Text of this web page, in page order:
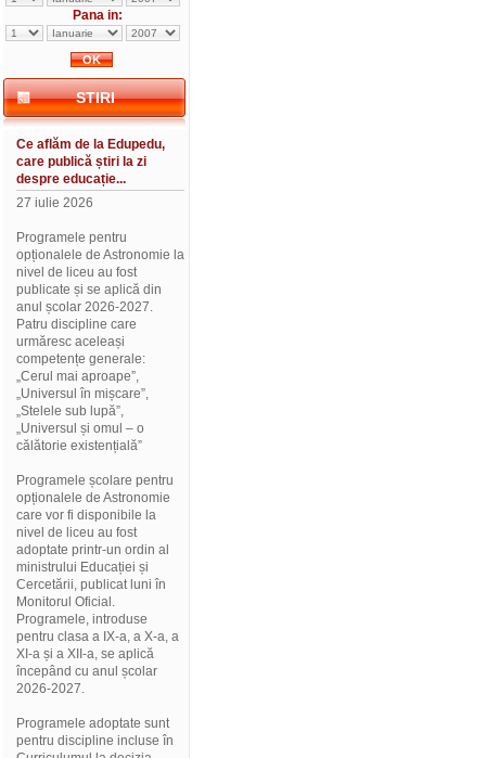
Pana in:
STIRI
Ce aflăm de la Edupedu,
care publică știri la zi
despre educație...
27 iulie 2026
Programele pentru
opționalele de Astronomie la
nivel de liceu au fost
publicate și se aplică din
anul școlar 2026-2027.
Patru discipline care
urmăresc aceleași
competențe generale:
„Cerul mai aproape”,
„Universul în mișcare”,
„Stelele sub lupă”,
„Universul și omul – o
călătorie existențială”
Programele școlare pentru
opționalele de Astronomie
care vor fi disponibile la
nivel de liceu au fost
adoptate printr-un ordin al
ministrului Educației și
Cercetării, publicat luni în
Monitorul Oficial.
Programele, introduse
pentru clasa a IX-a, a X-a, a
XI-a și a XII-a, se aplică
începând cu anul școlar
2026-2027.
Programele adoptate sunt
pentru discipline incluse în